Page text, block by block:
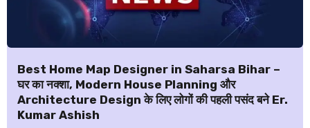
Best Home Map Designer in Saharsa Bihar –
घर का नक्शा, Modern House Planning और
Architecture Design के लिए लोगों की पहली पसंद बने Er.
Kumar Ashish